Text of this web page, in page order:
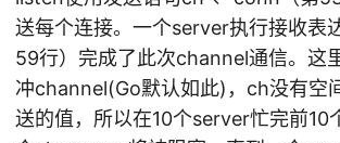
送每个连接。一个server执行接收表
59行）完成了此次channel通信。这
冲channel(Go默认如此)，ch没有空
送的值，所以在10个server忙完前10